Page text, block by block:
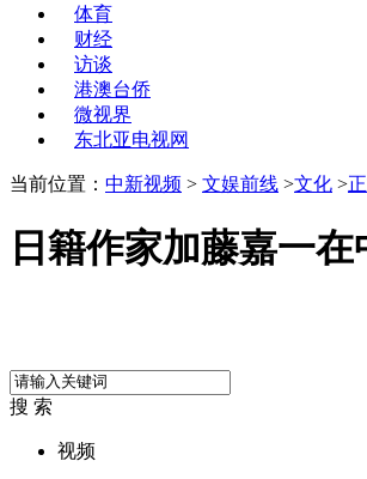
体育
财经
访谈
港澳台侨
微视界
东北亚电视网
当前位置： 中新视频 > 文娱前线 >文化 >
日籍作家加藤嘉一
搜 索
视频